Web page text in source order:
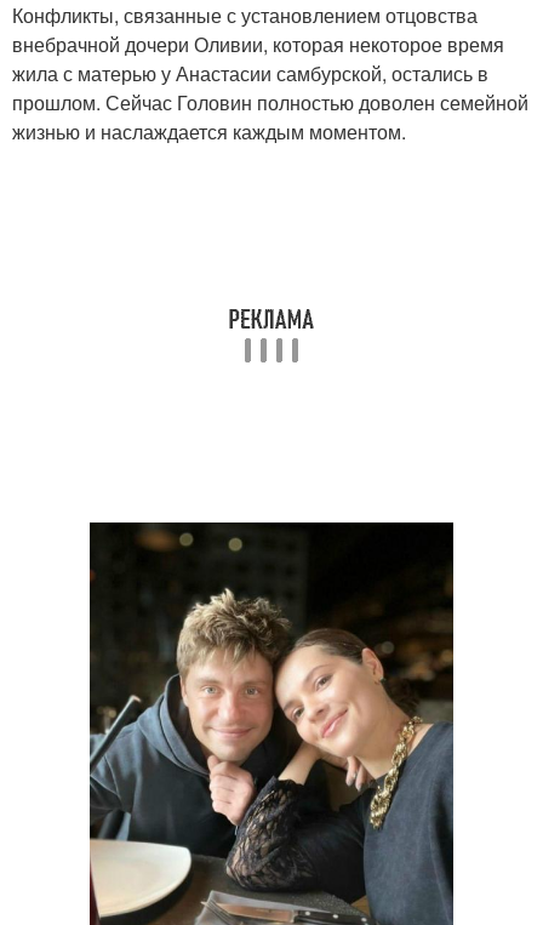
Конфликты, связанные с установлением отцовства
внебрачной дочери Оливии, которая некоторое время
жила с матерью у Анастасии самбурской, остались в
прошлом. Сейчас Головин полностью доволен семейной
жизнью и наслаждается каждым моментом.